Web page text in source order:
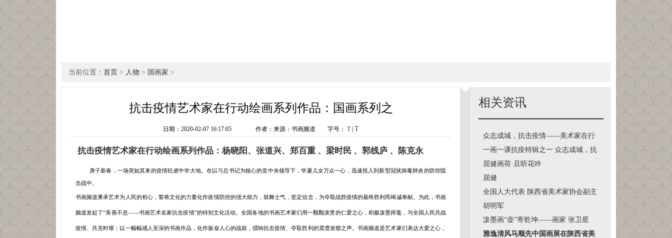
当前位置：首页>人物>国画家>
抗击疫情艺术家在行动绘画系列作品：国画系列之
日期： 2020-02-07 16:17:05 作者：来源：书画频道 字号： T| T
抗击疫情艺术家在行动绘画系列 作品：杨晓阳、张道兴、郑百重 、梁时民 、郭线庐 、陈克永
庚子新春，一场突如其来的疫情狂虐中华大地。在以习总书记为核心的党中央领导下，华夏儿女万众一心，迅速投入到新型冠状病毒肺炎的防控阻
击战中。
书画频道秉承艺术为人民的初心，誓将文化的力量化作疫情防控的强大助力，鼓舞士气，坚定信念，为夺取战胜疫情的最终胜利而竭诚奉献。为此，书画
频道发起了“美善不息——书画艺术名家抗击疫情”的特别文化活动。全国各地的书画艺术家们用一颗颗滚烫的仁爱之心，积极泼墨挥毫，与全国人民共战
疫情、共克时艰；以一幅幅感人至深的书画作品，化作振奋人心的战鼓，擂响抗击疫情、夺取胜利的震聋发聩之声。书画频道是艺术家们表达大爱之心，
相关资讯
众志成城，抗击疫情——美术家在行
动系列作
一画一课抗疫特辑之一 众志成城，抗
击疫情
屈健画荷·且听花吟
屈健
全国人大代表 陕西省美术家协会副主
席宋
胡明军
泼墨画“壶”寄乾坤——画家 张卫星
雅逸清风马顺先中国画展在陕西省美